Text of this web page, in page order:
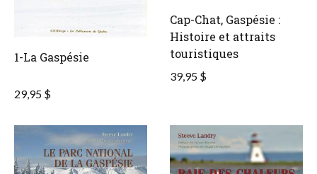
1-La Gaspésie
29,95 $
Cap-Chat, Gaspésie :
Histoire et attraits
touristiques
39,95 $